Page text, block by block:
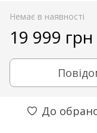
Немає в наявності
19 999 грн
До